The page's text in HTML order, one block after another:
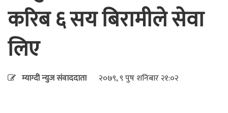
करिब ६ सय बिरामीले सेवा
लिए
म्याग्दी न्युज संवाददाता २०७९, ९ पुष शनिबार २१:०२